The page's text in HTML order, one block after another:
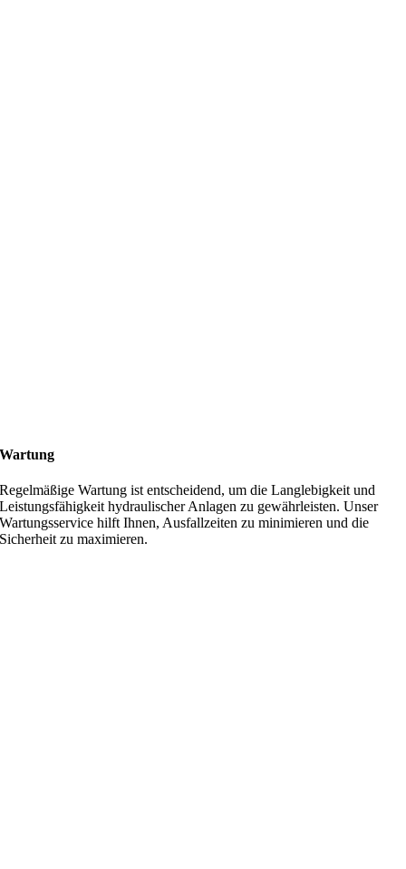
Wartung
Regelmäßige Wartung ist entscheidend, um die Langlebigkeit und
Leistungsfähigkeit hydraulischer Anlagen zu gewährleisten. Unser
Wartungsservice hilft Ihnen, Ausfallzeiten zu minimieren und die
Sicherheit zu maximieren.